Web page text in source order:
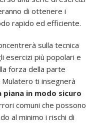
di ottenere i
rapido ed efficiente.
sulla tecnica
esercizi più popolari e
forza della parte
ti insegnerà
piana in modo sicuro
comuni che possono
al minimo i rischi di